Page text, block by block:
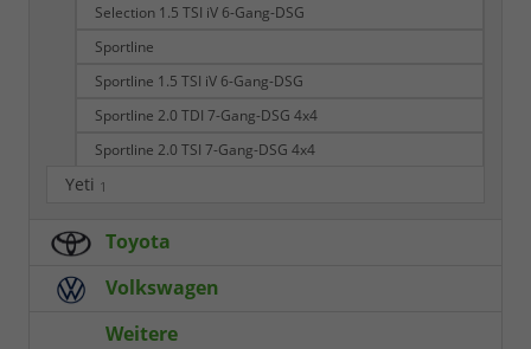
Selection 1.5 TSI iV 6-Gang-DSG
Sportline
Sportline 1.5 TSI iV 6-Gang-DSG
Sportline 2.0 TDI 7-Gang-DSG 4x4
Sportline 2.0 TSI 7-Gang-DSG 4x4
Yeti 1
Toyota
Volkswagen
Weitere